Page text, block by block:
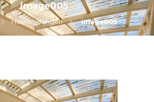
image005
Hotelleistungen image005